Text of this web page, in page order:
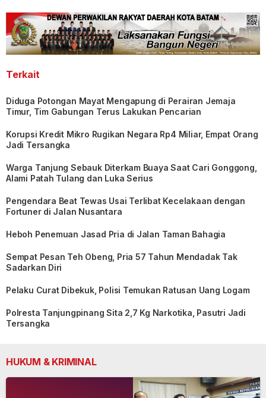
Terkait
Diduga Potongan Mayat Mengapung di Perairan Jemaja
Timur, Tim Gabungan Terus Lakukan Pencarian
Korupsi Kredit Mikro Rugikan Negara Rp4 Miliar, Empat Orang
Jadi Tersangka
Warga Tanjung Sebauk Diterkam Buaya Saat Cari Gonggong,
Alami Patah Tulang dan Luka Serius
Pengendara Beat Tewas Usai Terlibat Kecelakaan dengan
Fortuner di Jalan Nusantara
Heboh Penemuan Jasad Pria di Jalan Taman Bahagia
Sempat Pesan Teh Obeng, Pria 57 Tahun Mendadak Tak
Sadarkan Diri
Pelaku Curat Dibekuk, Polisi Temukan Ratusan Uang Logam
Polresta Tanjungpinang Sita 2,7 Kg Narkotika, Pasutri Jadi
Tersangka
HUKUM & KRIMINAL